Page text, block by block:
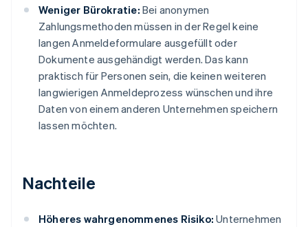
Weniger Bürokratie: Bei anonymen
Zahlungsmethoden müssen in der Regel keine
langen Anmeldeformulare ausgefüllt oder
Dokumente ausgehändigt werden. Das kann
praktisch für Personen sein, die keinen weiteren
langwierigen Anmeldeprozess wünschen und ihre
Daten von einem anderen Unternehmen speichern
lassen möchten.
Nachteile
Höheres wahrgenommenes Risiko: Unternehmen